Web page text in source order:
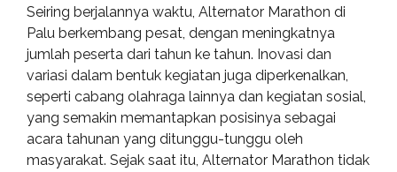
Seiring berjalannya waktu, Alternator Marathon di
Palu berkembang pesat, dengan meningkatnya
jumlah peserta dari tahun ke tahun. Inovasi dan
variasi dalam bentuk kegiatan juga diperkenalkan,
seperti cabang olahraga lainnya dan kegiatan sosial,
yang semakin memantapkan posisinya sebagai
acara tahunan yang ditunggu-tunggu oleh
masyarakat. Sejak saat itu, Alternator Marathon tidak